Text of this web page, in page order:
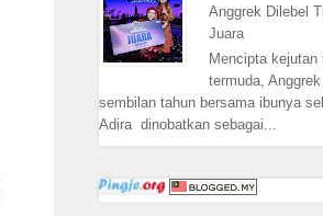
Anggrek Dilebel
Juara
Mencipta kejutan
termuda,
sembilan tahun bersama ibunya
Adira dinobatkan sebagai...